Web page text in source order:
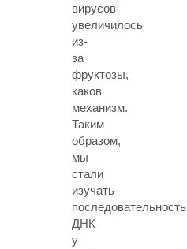
вирусов
увеличилось
из-
за
фруктозы,
каков
механизм.
Таким
образом,
мы
стали
изучать
последовательность
ДНК
у